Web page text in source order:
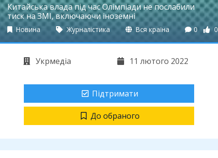
Китайська влада під час Олімпіади не послабили
тиск на ЗМІ, включаючи іноземні
Новина Журналістика Вся країна 0 0
Укрмедіа 11 лютого 2022
Підтримати
До обраного